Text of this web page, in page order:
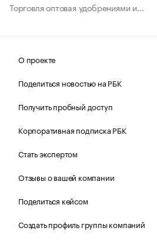
Торговля оптовая удобрениями и...
О проекте
Поделиться новостью на РБК
Получить пробный доступ
Корпоративная подписка РБК
Стать экспертом
Отзывы о вашей компании
Поделиться кейсом
Создать профиль группы компаний